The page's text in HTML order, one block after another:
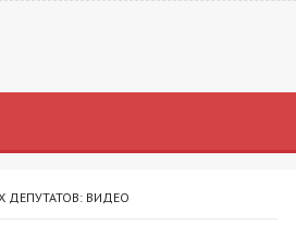
ВИДЕО